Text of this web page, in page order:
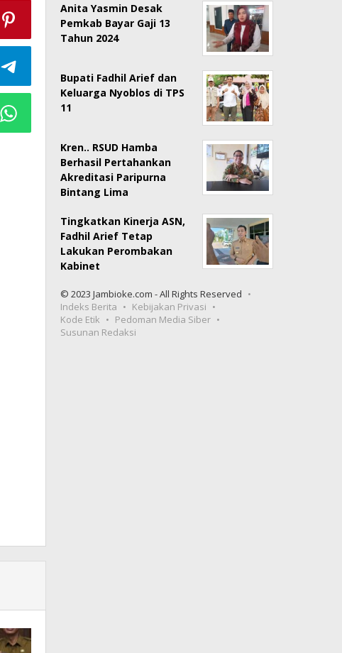
Anita Yasmin Desak
Pemkab Bayar Gaji 13
Tahun 2024
Bupati Fadhil Arief dan
Keluarga Nyoblos di TPS
11
Kren.. RSUD Hamba
Berhasil Pertahankan
Akreditasi Paripurna
Bintang Lima
Tingkatkan Kinerja ASN,
Fadhil Arief Tetap
Lakukan Perombakan
Kabinet
© 2023 Jambioke.com - All Rights Reserved
Indeks Berita
Kebijakan Privasi
Kode Etik
Pedoman Media Siber
Susunan Redaksi